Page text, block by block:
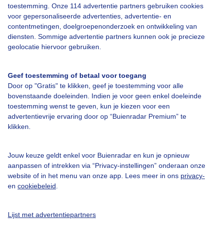
toestemming. Onze 114 advertentie partners gebruiken cookies
voor gepersonaliseerde advertenties, advertentie- en
contentmetingen, doelgroepenonderzoek en ontwikkeling van
diensten. Sommige advertentie partners kunnen ook je precieze
geolocatie hiervoor gebruiken.
Geef toestemming of betaal voor toegang
Door op "Gratis" te klikken, geef je toestemming voor alle
bovenstaande doeleinden. Indien je voor geen enkel doeleinde
toestemming wenst te geven, kun je kiezen voor een
advertentievrije ervaring door op “Buienradar Premium” te
klikken.
Jouw keuze geldt enkel voor Buienradar en kun je opnieuw
aanpassen of intrekken via “Privacy-instellingen” onderaan onze
website of in het menu van onze app. Lees meer in ons privacy-
en cookiebeleid
Lijst met advertentiepartners
Over Buienradar
Veelgestelde vragen
Contact
Toegankelijkheid
Gebruikersvoorwaarden
Buienradar Team
Privacy beleid
Privacy instellingen